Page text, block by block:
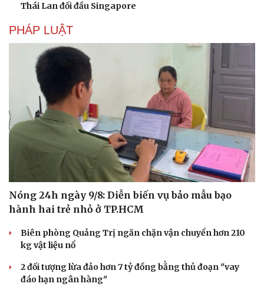
Thái Lan đối đầu Singapore
PHÁP LUẬT
Nóng 24h ngày 9/8: Diễn biến vụ bảo mẫu bạo
hành hai trẻ nhỏ ở TP.HCM
Biên phòng Quảng Trị ngăn chặn vận chuyển hơn 210
kg vật liệu nổ
2 đối tượng lừa đảo hơn 7 tỷ đồng bằng thủ đoạn "vay
đáo hạn ngân hàng"